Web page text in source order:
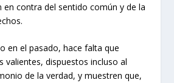
en contra del sentido común y de la
en el pasado, hace falta que
valientes, dispuestos incluso al
de la verdad, y muestren que,